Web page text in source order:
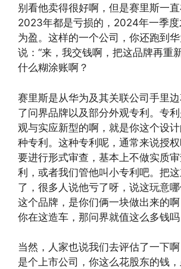
别看他卖得很好啊，但是赛里斯一
2023年都是亏损的，2024年一季
为盈。这样的一个公司，你还跑到
说：“来，我交钱啊，把这品牌再重
什么糊涂账啊？
赛里斯是从华为及其关联公司手里
了问界品牌以及部分外观专利。专
观与实应新型的啊，就是你这个设
种专利。这种专利呢，通常来说授
要进行形式审查，基本上不做实质
利，或者我们管他叫小专利吧。把
了，很多人说他亏了呀，说这玩意
这个品牌，是你们俩一块做出来的
你在这造车，那问界就值这么多钱吗
当然，人家也说我们去评估了一下
是个上市公司，你这么花股东的钱